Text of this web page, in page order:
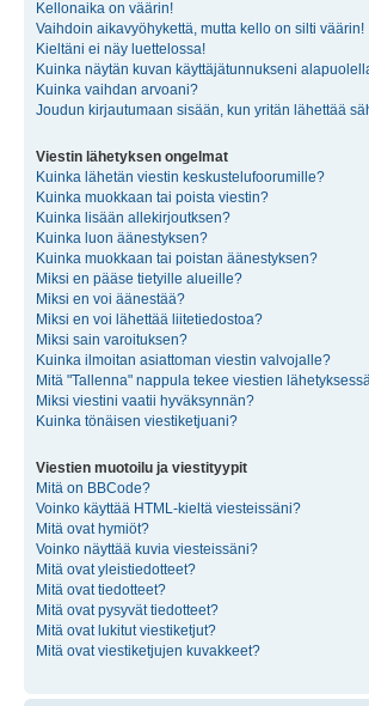
Kellonaika on väärin!
Vaihdoin aikavyöhykettä, mutta kello on silti väärin!
Kieltäni ei näy luettelossa!
Kuinka näytän kuvan käyttäjätunnukseni
Kuinka vaihdan arvoani?
Joudun kirjautumaan sisään, kun yritän lähettää
Viestin lähetyksen ongelmat
Kuinka lähetän viestin keskustelufoorumille?
Kuinka muokkaan tai poista viestin?
Kuinka lisään allekirjoutksen?
Kuinka luon äänestyksen?
Kuinka muokkaan tai poistan äänestyksen?
Miksi en pääse tietyille alueille?
Miksi en voi äänestää?
Miksi en voi lähettää liitetiedostoa?
Miksi sain varoituksen?
Kuinka ilmoitan asiattoman viestin valvojalle?
Mitä "Tallenna" nappula tekee viestien
Miksi viestini vaatii hyväksynnän?
Kuinka tönäisen viestiketjuani?
Viestien muotoilu ja viestityypit
Mitä on BBCode?
Voinko käyttää HTML-kieltä viesteissäni?
Mitä ovat hymiöt?
Voinko näyttää kuvia viesteissäni?
Mitä ovat yleistiedotteet?
Mitä ovat tiedotteet?
Mitä ovat pysyvät tiedotteet?
Mitä ovat lukitut viestiketjut?
Mitä ovat viestiketjujen kuvakkeet?